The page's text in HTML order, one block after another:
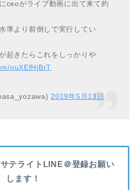
ceoがライブ動画に出て来て約
準より前倒しで実行してい
起きたらこれをしっかりや
ouXEfHjBrT
2019年5月13日
サテライトLINE＠登録お願い
します！